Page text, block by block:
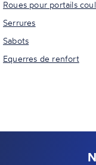
Roues pour portails
Serrures
Sabots
Equerres de renfort